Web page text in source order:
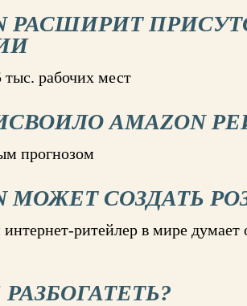
РАСШИРИТ
тыс. рабочих мест
AMAZON
прогнозом
МОЖЕТ СОЗДАТЬ
ритейлер в мире